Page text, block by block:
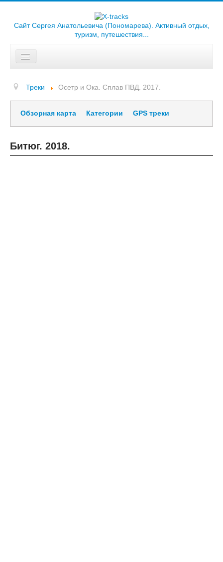
Сайт Сергея Анатольевича (Пономарева). Активный отдых,
туризм, путешествия...
Треки
Библиотека
Треки Осетр и Ока. Сплав ПВД. 2017.
Обзорная карта Категории GPS треки
Битюг. 2018.